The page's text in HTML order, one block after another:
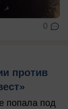
0
против
попала под